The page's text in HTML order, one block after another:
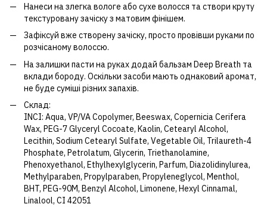
Нанеси на злегка вологе або сухе волосся та створи круту
текстуровану зачіску з матовим фінішем.
Зафіксуй вже створену зачіску, просто провівши руками по
розчісаному волоссю.
На залишки пасти на руках додай бальзам Deep Breath та
вклади бороду. Оскільки засоби мають однаковий аромат,
не буде суміші різних запахів.
Склад:
INCI: Aqua, VP/VA Copolymer, Beeswax, Copernicia Cerifera
Wax, PEG-7 Glyceryl Cocoate, Kaolin, Cetearyl Alcohol,
Lecithin, Sodium Cetearyl Sulfate, Vegetable Oil, Trilaureth-4
Phosphate, Petrolatum, Glycerin, Triethanolamine,
Phenoxyethanol, Ethylhexylglycerin, Parfum, Diazolidinylurea,
Methylparaben, Propylparaben, Propyleneglycol, Menthol,
BHT, PEG-90M, Benzyl Alcohol, Limonene, Hexyl Cinnamal,
Linalool, CI 42051